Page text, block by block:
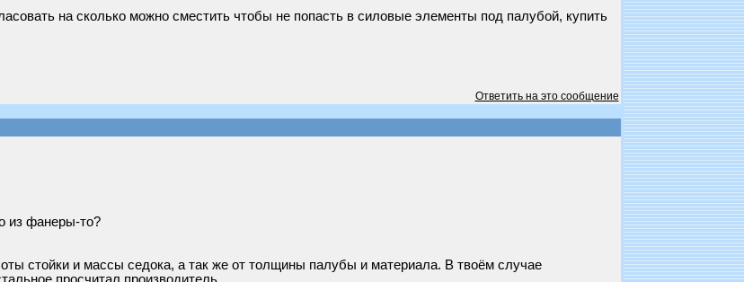
на сколько можно сместить чтобы не попасть в силовые элементы под палубой, купить
Ответить на это сообщение
из фанеры-то?
стойки и массы седока, а так же от толщины палубы и материала. В твоём случае